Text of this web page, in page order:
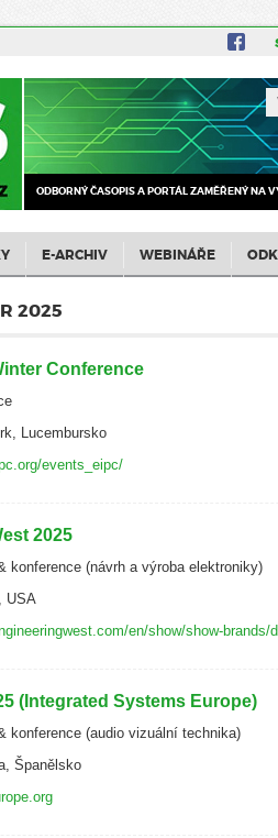
ODBORNÝ ČASOPIS A PORTÁL ZAMĚŘENÝ NA
E-ARCHIV WEBINÁŘE
2025
Conference
Lucembursko
events_eipc/
2025
konference (návrh a výroba elektroniky)
USA
en/show/show-brands/
(Integrated Systems Europe)
konference (audio vizuální technika)
Španělsko